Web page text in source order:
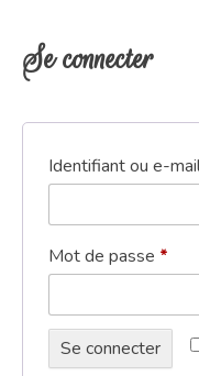
Se connecter
Identifiant ou e-
Mot de passe *
Se connecter